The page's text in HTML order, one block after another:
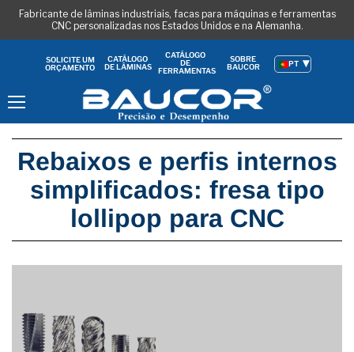
Fabricante de lâminas industriais, facas para máquinas e ferramentas
CNC personalizadas nos Estados Unidos e na Alemanha.
SOLICITE UM
ORÇAMENTO
CATÁLOGO
DE LÂMINAS
CATÁLOGO
DE
FERRAMENTAS
SOBRE
BAUCOR
PT
Rebaixos e perfis internos
simplificados: fresa tipo
lollipop para CNC